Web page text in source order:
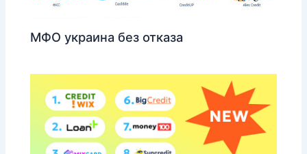
МФО украина без отказа